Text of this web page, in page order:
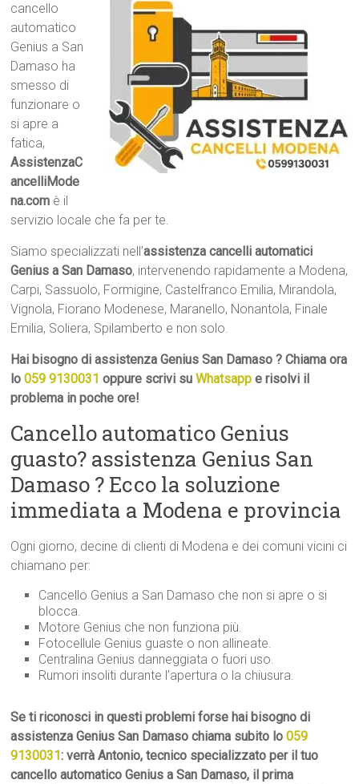
cancello
automatico
Genius a San
Damaso ha
smesso di
funzionare o
si apre a
fatica,
AssistenzaC
ancelliMode
na.com è il
servizio locale che fa per te.
Siamo specializzati nell’assistenza cancelli automatici
Genius a San Damaso, intervenendo rapidamente a Modena,
Carpi, Sassuolo, Formigine, Castelfranco Emilia, Mirandola,
Vignola, Fiorano Modenese, Maranello, Nonantola, Finale
Emilia, Soliera, Spilamberto e non solo.
Hai bisogno di assistenza Genius San Damaso ? Chiama ora
lo059 9130031 oppure scrivi suWhatsapp e risolvi il
problema in poche ore!
Cancello automatico Genius
guasto? assistenza Genius San
Damaso ? Ecco la soluzione
immediata a Modena e provincia
Ogni giorno, decine di clienti di Modena e dei comuni vicini ci
chiamano per:
Cancello Genius a San Damaso che non si apre o si
blocca.
Motore Genius che non funziona più.
Fotocellule Genius guaste o non allineate.
Centralina Genius danneggiata o fuori uso.
Rumori insoliti durante l’apertura o la chiusura.
Se ti riconosci in questi problemi forse hai bisogno di
assistenza Genius San Damaso chiama subito lo059
9130031: verrà Antonio, tecnico specializzato per il tuo
cancello automatico Genius a San Damaso, il prima